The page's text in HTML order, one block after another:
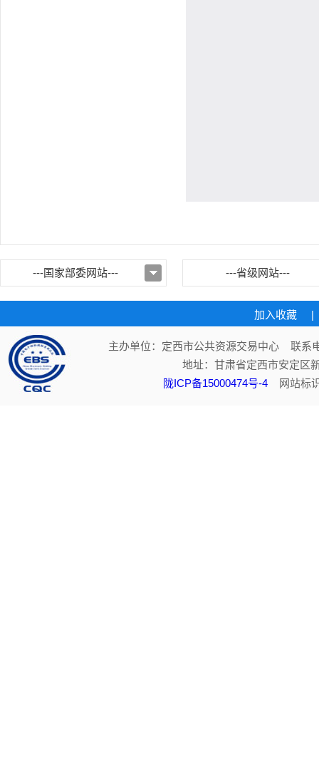
---国家部委网站--- ---省级网站---
加入收藏 |
主办单位：定西市公共资源交易中心 联系
地址：甘肃省定西市安定
陇ICP备15000474号-4 网站标